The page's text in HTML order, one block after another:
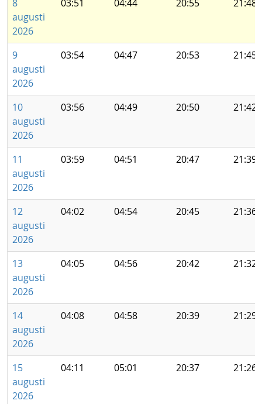
8
augusti
2026
03:51 04:44 20:55 21:48
9
augusti
2026
03:54 04:47 20:53 21:45
10
augusti
2026
03:56 04:49 20:50 21:42
11
augusti
2026
03:59 04:51 20:47 21:39
12
augusti
2026
04:02 04:54 20:45 21:36
13
augusti
2026
04:05 04:56 20:42 21:32
14
augusti
2026
04:08 04:58 20:39 21:29
15
augusti
2026
04:11 05:01 20:37 21:26